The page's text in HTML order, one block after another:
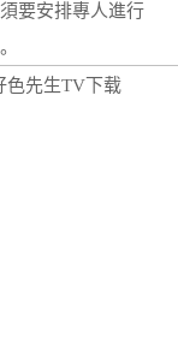
要安排專人進行